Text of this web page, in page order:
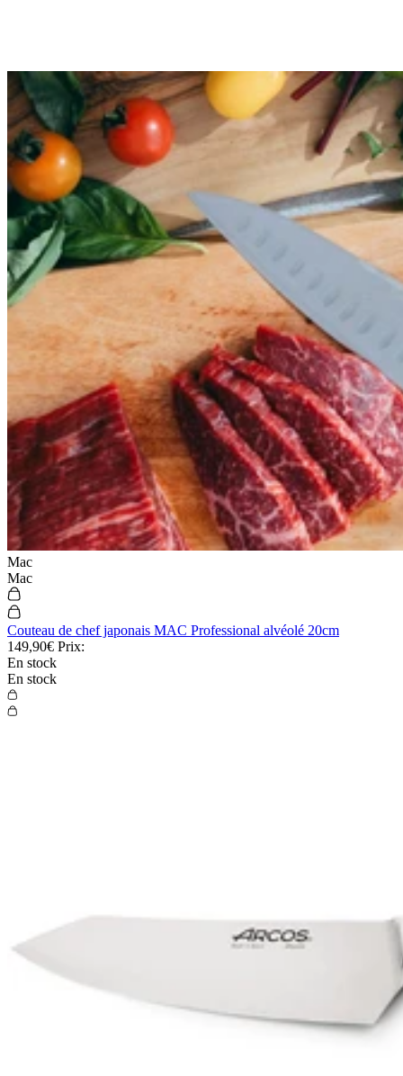
Mac
Mac
Couteau de chef japonais MAC Professional alvéolé 20cm
149,90€ Prix:
En stock
En stock